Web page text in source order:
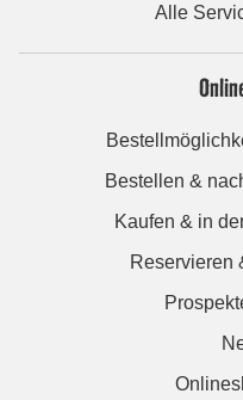
Alle
Bestellen &
Kaufen & in
Reservieren